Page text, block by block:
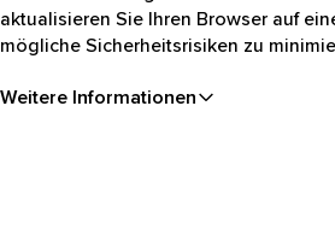
aktualisieren Sie Ihren Browser auf
mögliche Sicherheitsrisiken zu
Weitere Informationen